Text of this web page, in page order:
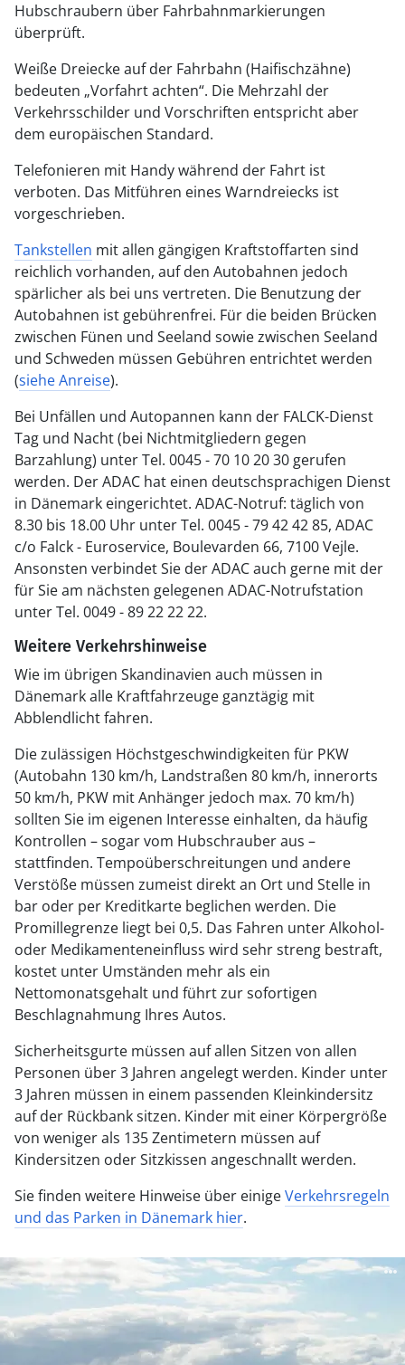
Hubschraubern über Fahrbahnmarkierungen
überprüft.
Weiße Dreiecke auf der Fahrbahn (Haifischzähne)
bedeuten „Vorfahrt achten“. Die Mehrzahl der
Verkehrsschilder und Vorschriften entspricht aber
dem europäischen Standard.
Telefonieren mit Handy während der Fahrt ist
verboten. Das Mitführen eines Warndreiecks ist
vorgeschrieben.
Tankstellen mit allen gängigen Kraftstoffarten sind
reichlich vorhanden, auf den Autobahnen jedoch
spärlicher als bei uns vertreten. Die Benutzung der
Autobahnen ist gebührenfrei. Für die beiden Brücken
zwischen Fünen und Seeland sowie zwischen Seeland
und Schweden müssen Gebühren entrichtet werden
(siehe Anreise).
Bei Unfällen und Autopannen kann der FALCK-Dienst
Tag und Nacht (bei Nichtmitgliedern gegen
Barzahlung) unter Tel. 0045 - 70 10 20 30 gerufen
werden. Der ADAC hat einen deutschsprachigen Dienst
in Dänemark eingerichtet. ADAC-Notruf: täglich von
8.30 bis 18.00 Uhr unter Tel. 0045 - 79 42 42 85, ADAC
c/o Falck - Euroservice, Boulevarden 66, 7100 Vejle.
Ansonsten verbindet Sie der ADAC auch gerne mit der
für Sie am nächsten gelegenen ADAC-Notrufstation
unter Tel. 0049 - 89 22 22 22.
Weitere Verkehrshinweise
Wie im übrigen Skandinavien auch müssen in
Dänemark alle Kraftfahrzeuge ganztägig mit
Abblendlicht fahren.
Die zulässigen Höchstgeschwindigkeiten für PKW
(Autobahn 130 km/h, Landstraßen 80 km/h, innerorts
50 km/h, PKW mit Anhänger jedoch max. 70 km/h)
sollten Sie im eigenen Interesse einhalten, da häufig
Kontrollen – sogar vom Hubschrauber aus –
stattfinden. Tempoüberschreitungen und andere
Verstöße müssen zumeist direkt an Ort und Stelle in
bar oder per Kreditkarte beglichen werden. Die
Promillegrenze liegt bei 0,5. Das Fahren unter Alkohol-
oder Medikamenteneinfluss wird sehr streng bestraft,
kostet unter Umständen mehr als ein
Nettomonatsgehalt und führt zur sofortigen
Beschlagnahmung Ihres Autos.
Sicherheitsgurte müssen auf allen Sitzen von allen
Personen über 3 Jahren angelegt werden. Kinder unter
3 Jahren müssen in einem passenden Kleinkindersitz
auf der Rückbank sitzen. Kinder mit einer Körpergröße
von weniger als 135 Zentimetern müssen auf
Kindersitzen oder Sitzkissen angeschnallt werden.
Sie finden weitere Hinweise über einigeVerkehrsregeln
und das Parken in Dänemark hier.